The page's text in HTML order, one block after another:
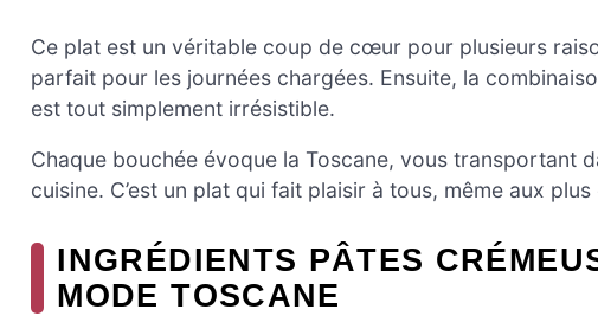
Ce plat est un véritable coup de cœur pour plusieurs
parfait pour les journées chargées. Ensuite, la
est tout simplement irrésistible.
Chaque bouchée évoque la Toscane, vous transportant
cuisine. C’est un plat qui fait plaisir à tous, même aux
INGRÉDIENTS PÂTES
MODE TOSCANE